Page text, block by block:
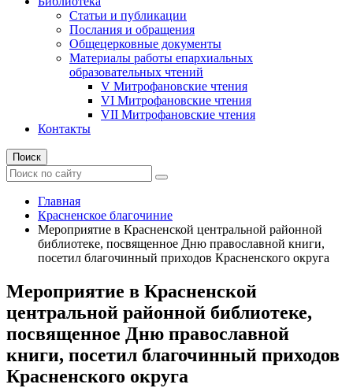
Статьи и публикации
Послания и обращения
Общецерковные документы
Материалы работы епархиальных
образовательных чтений
V Митрофановские чтения
VI Митрофановские чтения
VII Митрофановские чтения
Контакты
Поиск
Главная
Красненское благочиние
Мероприятие в Красненской центральной районной
библиотеке, посвященное Дню православной книги,
посетил благочинный приходов Красненского округа
Мероприятие в Красненской
центральной районной библиотеке,
посвященное Дню православной
книги, посетил благочинный приходов
Красненского округа